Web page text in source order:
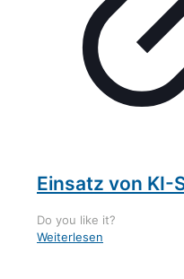
Einsatz von KI-
Do you like it?
Weiterlesen